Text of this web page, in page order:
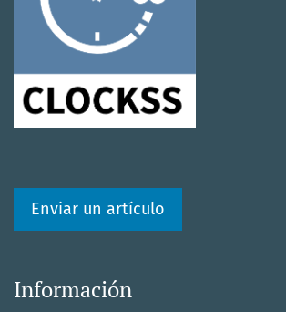
Enviar un artículo
Información